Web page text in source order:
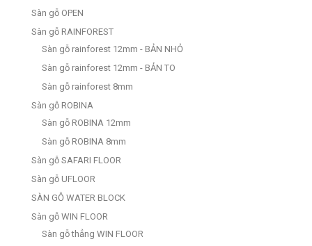
Sàn gỗ OPEN
Sàn gỗ RAINFOREST
Sàn gỗ rainforest 12mm - BẢN NHỎ
Sàn gỗ rainforest 12mm - BẢN TO
Sàn gỗ rainforest 8mm
Sàn gỗ ROBINA
Sàn gỗ ROBINA 12mm
Sàn gỗ ROBINA 8mm
Sàn gỗ SAFARI FLOOR
Sàn gỗ UFLOOR
SÀN GỖ WATER BLOCK
Sàn gỗ WIN FLOOR
Sàn gỗ thẳng WIN FLOOR